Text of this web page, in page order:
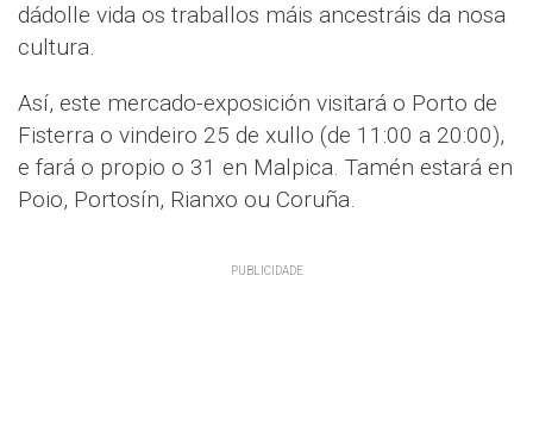
dádolle vida os traballos máis ancestráis da nosa
cultura.
Así, este mercado-exposición visitará o Porto de
Fisterra o vindeiro 25 de xullo (de 11:00 a 20:00),
e fará o propio o 31 en Malpica. Tamén estará en
Poio, Portosín, Rianxo ou Coruña.